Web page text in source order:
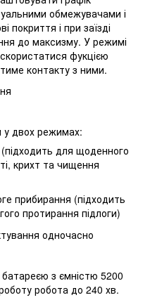
обмежувачами і
покриття і при заїзді
до максизму. У режимі
фукцією
контакту з ними.
двох режимах:
для щоденного
крихт та чищення
прибирання (підходить
протирання підлоги)
з ємністю 5200
робота до 240 хв.